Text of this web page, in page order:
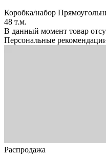
Коробка/набор
48 т.м.
В данный момент товар
Персональные
Распродажа